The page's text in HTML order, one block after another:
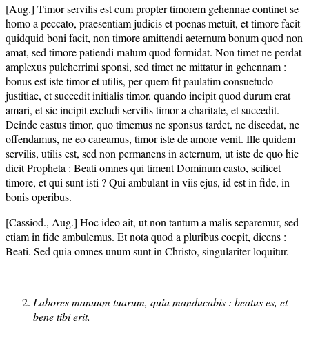
[Aug.] Timor servilis est cum propter timorem gehennae continet se
homo a peccato, praesentiam judicis et poenas metuit, et timore facit
quidquid boni facit, non timore amittendi aeternum bonum quod non
amat, sed timore patiendi malum quod formidat. Non timet ne perdat
amplexus pulcherrimi sponsi, sed timet ne mittatur in gehennam :
bonus est iste timor et utilis, per quem fit paulatim consuetudo
justitiae, et succedit initialis timor, quando incipit quod durum erat
amari, et sic incipit excludi servilis timor a charitate, et succedit.
Deinde castus timor, quo timemus ne sponsus tardet, ne discedat, ne
offendamus, ne eo careamus, timor iste de amore venit. Ille quidem
servilis, utilis est, sed non permanens in aeternum, ut iste de quo hic
dicit Propheta : Beati omnes qui timent Dominum casto, scilicet
timore, et qui sunt isti ? Qui ambulant in viis ejus, id est in fide, in
bonis operibus.
[Cassiod., Aug.] Hoc ideo ait, ut non tantum a malis separemur, sed
etiam in fide ambulemus. Et nota quod a pluribus coepit, dicens :
Beati. Sed quia omnes unum sunt in Christo, singulariter loquitur.
Labores manuum tuarum, quia manducabis : beatus es, et
bene tibi erit.